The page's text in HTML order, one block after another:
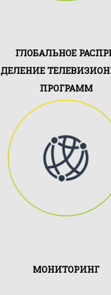
ГЛОБАЛЬНОЕ
ДЕЛЕНИЕ
ПРОГРАММ
Мы предлагаем
по стоимости услуги
спутникового
телевизионных ....
МОНИТОРИНГ